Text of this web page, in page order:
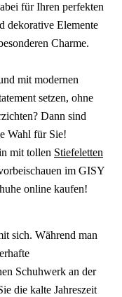
für Ihren perfekten
dekorative Elemente
Charme.
mit modernen
setzen, ohne
Dann sind
Wahl für Sie!
mit tollen Stiefeletten
im GISY
online kaufen!
sich. Während man
Schuhwerk an der
die kalte Jahreszeit